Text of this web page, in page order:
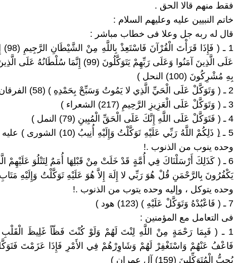
فقط منهم قالا الحق .
خاتم النبيين عليه وعليهم السلام :
قال له ربه جل وعلا فى خطاب مباشر :
1 ـ (
عَلَى الَّذِينَ آمَنُوا وَعَلَى رَبِّهِمْ يَتَوَكَّلُونَ (99)
بِهِ مُشْرِكُونَ (100) النحل )
2 ـ ( وَتَوَكَّلْ عَلَى الْحَيِّ الَّذِي لا يَمُوتُ وَسَبِّحْ بِحَمْدِهِ ) (58) الفرقان )
3 ـ ( وَتَوَكَّلْ عَلَى الْعَزِيزِ الرَّحِيمِ (217) الشعراء )
4 ـ ( فَتَوَكَّلْ عَلَى اللَّهِ إِنَّكَ عَلَى الْحَقِّ الْمُبِينِ (79) النمل )
5 ـ (ِ ذَلِكُمْ اللَّهُ رَبِّي عَلَيْهِ تَوَكَّلْتُ
وحده ينوب من الذنوب .!
6 ـ ( كَذَلِكَ أَرْسَلْنَاكَ فِي أُمَّةٍ قَدْ خَلَتْ مِنْ قَبْلِهَا أُمَمٌ لِتَتْلُوَ عَلَيْهِمْ
وحده يتوكل ، وإليه وحده يتوب من الذنوب .!
7 ـ ( فَاعْبُدْهُ وَتَوَكَّلْ عَلَيْهِ ) (123) هود )
فى التعامل مع المؤمنين :
1 ـ ( فَبِمَا رَحْمَةٍ مِنْ اللَّهِ لِنْتَ لَهُمْ وَلَوْ كُنْتَ فَظّاً غَلِيظَ
فَاعْفُ عَنْهُمْ وَاسْتَغْفِرْ لَهُمْ وَشَاوِرْهُمْ فِي الأَمْرِ فَإِذَا عَزَمْتَ
يُحِبُّ الْمُتَوَكِّلِينَ (159) آل عمران )